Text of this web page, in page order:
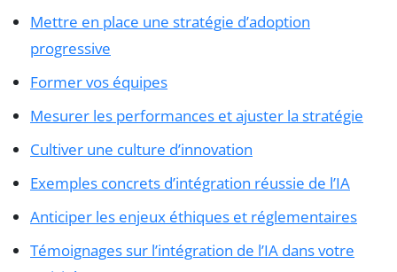
Mettre en place une stratégie d’adoption
progressive
Former vos équipes
Mesurer les performances et ajuster la stratégie
Cultiver une culture d’innovation
Exemples concrets d’intégration réussie de l’IA
Anticiper les enjeux éthiques et réglementaires
Témoignages sur l’intégration de l’IA dans votre